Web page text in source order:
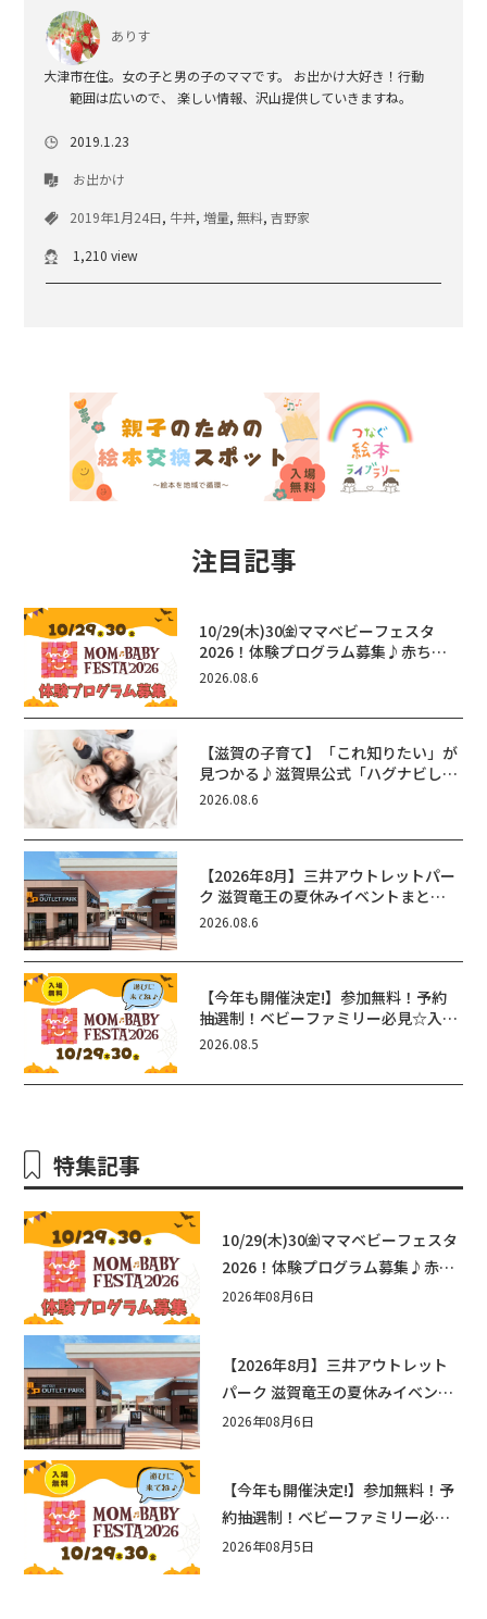
ありす
大津市在住。女の子と男の子のママです。 お出かけ大好き！行動
範囲は広いので、 楽しい情報、沢山提供していきますね。
2019.1.23
お出かけ
2019年1月24日, 牛丼,増量,無料,吉野家
1,210 view
注目記事
10/29(木)30㈮ママベビーフェスタ
2026！体験プログラム募集♪赤ちゃ
ん向けイベントに出演しませんか？
2026.08.6
【滋賀の子育て】「これ知りたい」が
見つかる♪滋賀県公式「ハグナビし
が」使ってる？おでかけ・制度・子育
2026.08.6
【2026年8月】三井アウトレットパー
ク 滋賀竜王の夏休みイベントまと
め！びしょぬれ水あそび・激辛グル
ん！
2026.08.6
【今年も開催決定!】参加無料！予約
抽選制！ベビーファミリー必見☆入場
無料☆10/29(木)30(金)ママベビーフ
エリ守山
2026.08.5
特集記事
10/29(木)30㈮ママベビーフェスタ
2026！体験プログラム募集♪赤ち
ゃん向けイベントに出演しません
2026年08月6日
【2026年8月】三井アウトレット
パーク 滋賀竜王の夏休みイベント
まとめ！びしょぬれ水あそび・激
2026年08月6日
【今年も開催決定!】参加無料！予
約抽選制！ベビーファミリー必見
☆入場無料☆10/29(木)30(金)ママ
2026年08月5日